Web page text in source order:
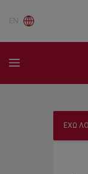
EN
ΕΧΩ